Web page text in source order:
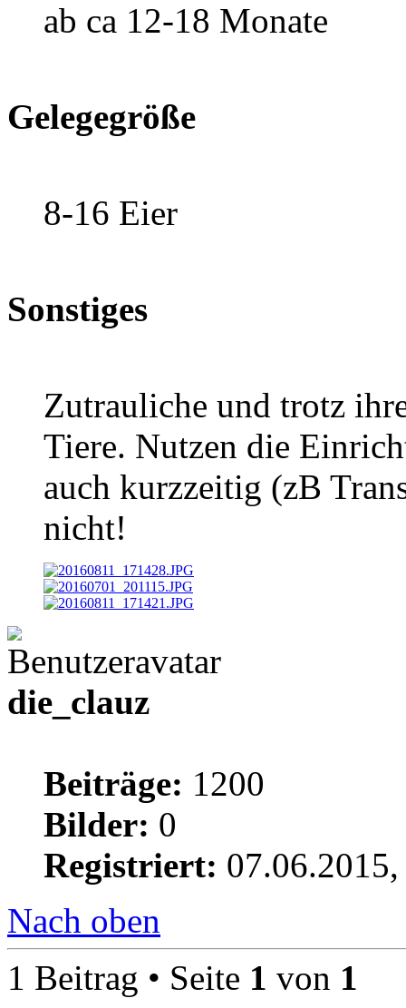
ab ca 12-18 Monate
Gelegegröße
8-16 Eier
Sonstiges
Zutrauliche und trotz
Tiere. Nutzen die
auch kurzzeitig (zB
nicht!
die_clauz
Beiträge: 1200
Bilder: 0
Registriert:
Nach oben
1 Beitrag • Seite 1 von 1